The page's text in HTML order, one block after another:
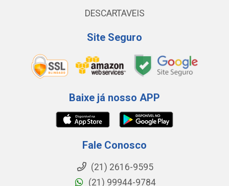
DESCARTAVEIS
Site Seguro
Baixe já nosso APP
Fale Conosco
(21) 2616-9595
(21) 99944-9784